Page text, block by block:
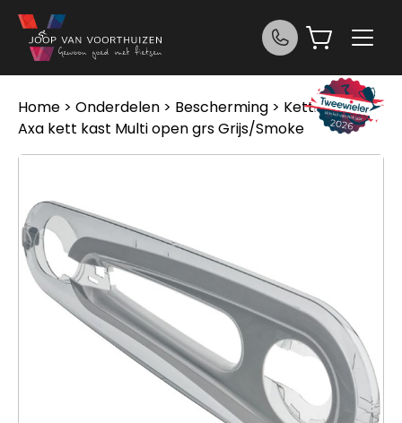
Ga naar de inhoud
Home > Onderdelen > Bescherming > Kettingkast>
Axa kett kast Multi open grs Grijs/Smoke